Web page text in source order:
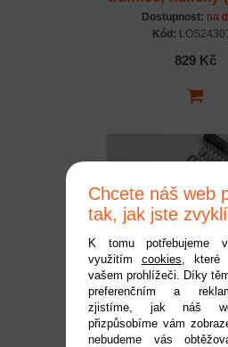
Dostupnost: na
Kód:
829 Kč
Losi tlumič
(2): LMT
Dostupnost:
na
Kód:
Chcete náš web
tak, jak jste
K tomu potřebujeme
využitím cookies, které
vašem prohlížeči. Díky
preferenčním a
zjistíme, jak náš
přizpůsobíme vám
nebudeme vás